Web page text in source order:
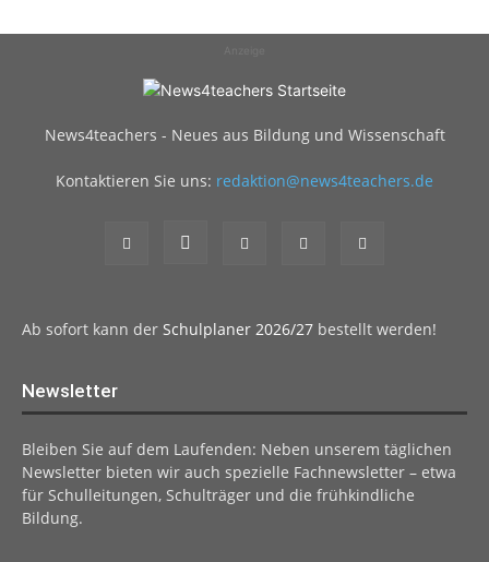
News4teachers - Neues aus Bildung und Wissenschaft
Kontaktieren Sie uns: redaktion@news4teachers.de
Ab sofort kann der Schulplaner 2026/27 bestellt werden!
Newsletter
Bleiben Sie auf dem Laufenden: Neben unserem täglichen
Newsletter bieten wir auch spezielle Fachnewsletter – etwa
für Schulleitungen, Schulträger und die frühkindliche
Bildung.